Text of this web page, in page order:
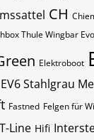
CH
Thule Wingbar Evo
Elektroboot
EV6 Stahlgrau
Fastned Felgen für
Line Hifi